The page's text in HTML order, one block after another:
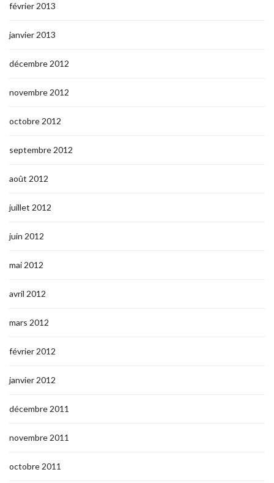
février 2013
janvier 2013
décembre 2012
novembre 2012
octobre 2012
septembre 2012
août 2012
juillet 2012
juin 2012
mai 2012
avril 2012
mars 2012
février 2012
janvier 2012
décembre 2011
novembre 2011
octobre 2011